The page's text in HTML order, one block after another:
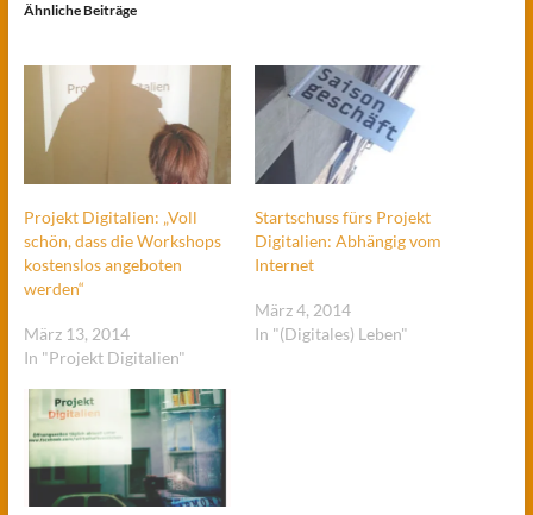
Ähnliche Beiträge
Projekt Digitalien: „Voll
schön, dass die Workshops
kostenslos angeboten
werden“
März 13, 2014
In "Projekt Digitalien"
Startschuss fürs Projekt
Digitalien: Abhängig vom
Internet
März 4, 2014
In "(Digitales) Leben"